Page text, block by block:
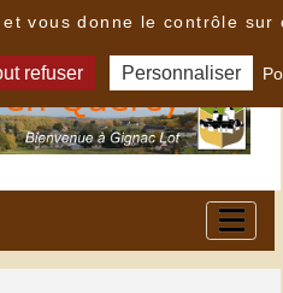
vous donne le contrôle sur
refuser Personnaliser